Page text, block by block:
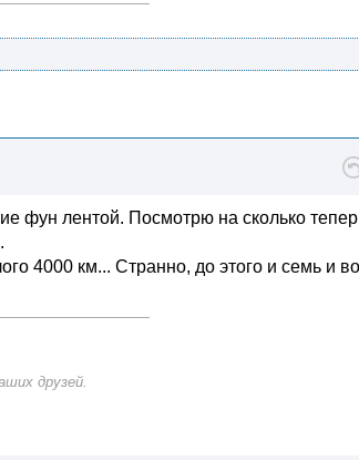
фун лентой. Посмотрю на сколько
4000 км... Странно, до этого и семь и
друзей.